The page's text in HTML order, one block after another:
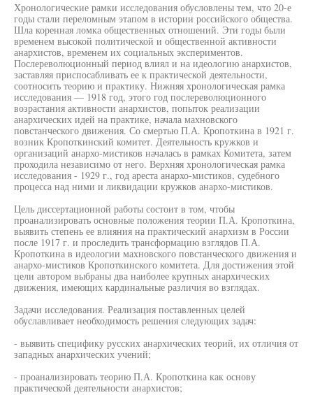
Хронологические рамки исследования обусловлены тем, что 20-е
годы стали переломным этапом в истории российского общества.
Шла коренная ломка общественных отношений. Эти годы были
временем высокой политической и общественной активности
анархистов, временем их социальных экспериментов.
Послереволюционный период влиял и на идеологию анархистов,
заставляя приспосабливать ее к практической деятельности,
соотносить теорию и практику. Нижняя хронологическая рамка
исследования — 1918 год, этого год послереволюционного
возрастания активности анархистов, попыток реализации
анархических идей на практике, начала махновского
повстанческого движения. Со смертью П.А. Кропоткина в 1921 г.
возник Кропоткинский комитет. Деятельность кружков и
организаций анархо-мистиков началась в рамках Комитета, затем
проходила независимо от него. Верхняя хронологическая рамка
исследования - 1929 г., год ареста анархо-мистиков, судебного
процесса над ними и ликвидации кружков анархо-мистиков.
Цель диссертационной работы состоит в том, чтобы
проанализировать основные положения теории П.А. Кропоткина,
выявить степень ее влияния на практический анархизм в России
после 1917 г. и проследить трансформацию взглядов П.А.
Кропоткина в идеологии махновского повстанческого движения и
анархо-мистиков Кропоткинского комитета. Для достижения этой
цели автором выбраны два наиболее крупных анархических
движения, имеющих кардинальные различия во взглядах.
Задачи исследования. Реализация поставленных целей
обуславливает необходимость решения следующих задач:
- выявить специфику русских анархических теорий, их отличия от
западных анархических учений;
- проанализировать теорию П.А. Кропоткина как основу
практической деятельности анархистов;